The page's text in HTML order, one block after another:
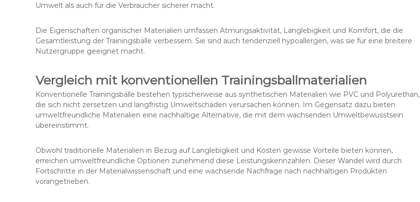
Umwelt als auch für die Verbraucher sicherer macht.
Die Eigenschaften organischer Materialien umfassen Atmungsaktivität, Langlebigkeit und Komfort, die die
Gesamtleistung der Trainingsbälle verbessern. Sie sind auch tendenziell hypoallergen, was sie für eine breitere
Nutzergruppe geeignet macht.
Vergleich mit konventionellen Trainingsballmaterialien
Konventionelle Trainingsbälle bestehen typischerweise aus synthetischen Materialien wie PVC und Polyurethan,
die sich nicht zersetzen und langfristig Umweltschäden verursachen können. Im Gegensatz dazu bieten
umweltfreundliche Materialien eine nachhaltige Alternative, die mit dem wachsenden Umweltbewusstsein
übereinstimmt.
Obwohl traditionelle Materialien in Bezug auf Langlebigkeit und Kosten gewisse Vorteile bieten können,
erreichen umweltfreundliche Optionen zunehmend diese Leistungskennzahlen. Dieser Wandel wird durch
Fortschritte in der Materialwissenschaft und eine wachsende Nachfrage nach nachhaltigen Produkten
vorangetrieben.